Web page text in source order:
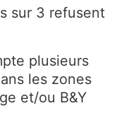
sur 3 refusent
plusieurs
les zones
et/ou B&Y